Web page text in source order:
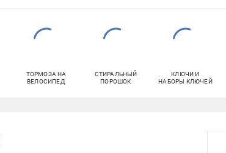
ТОРМОЗА НА
ВЕЛОСИПЕД
СТИРАЛЬНЫЙ
ПОРОШОК
КЛЮЧИ И
НАБОРЫ КЛЮЧЕЙ